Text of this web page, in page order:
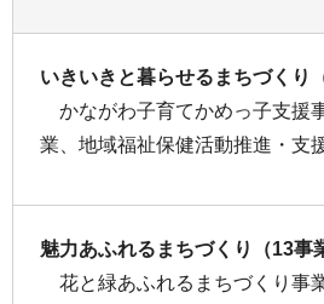
いきいきと暮らせるまちづくり
かながわ子育てかめっ子支援
業、地域福祉保健活動推進・支
魅力あふれるまちづくり（13事
花と緑あふれるまちづくり事